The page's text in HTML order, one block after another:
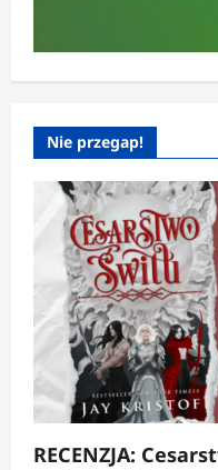
Nie przegap!
RECENZJA: